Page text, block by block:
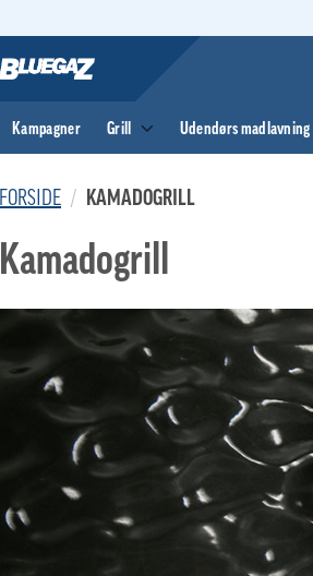
Kampagner Grill Udendørs madlavning
FORSIDE / KAMADOGRILL
Kamadogrill